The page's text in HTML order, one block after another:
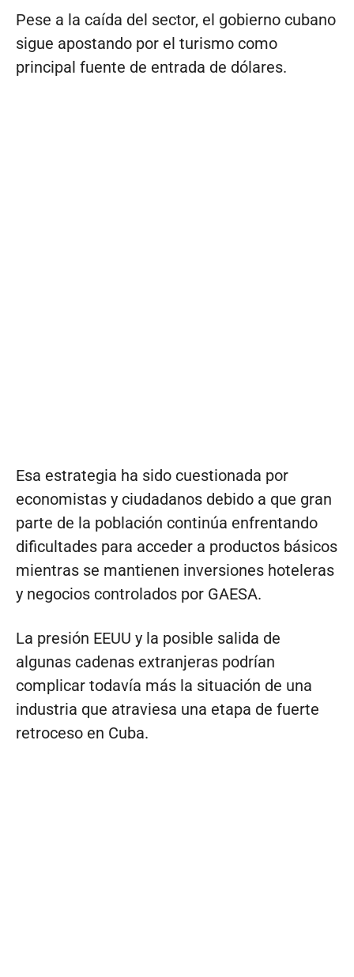
Pese a la caída del sector, el gobierno cubano
sigue apostando por el turismo como
principal fuente de entrada de dólares.
Esa estrategia ha sido cuestionada por
economistas y ciudadanos debido a que gran
parte de la población continúa enfrentando
dificultades para acceder a productos básicos
mientras se mantienen inversiones hoteleras
y negocios controlados por GAESA.
La presión EEUU y la posible salida de
algunas cadenas extranjeras podrían
complicar todavía más la situación de una
industria que atraviesa una etapa de fuerte
retroceso en Cuba.